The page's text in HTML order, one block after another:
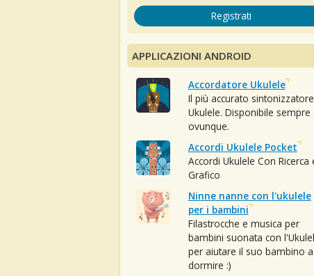
Registrati
APPLICAZIONI ANDROID
Accordatore Ukulele
Il più accurato
Ukulele. Disponibile sempre
ovunque.
Accordi Ukulele Pocket
Accordi Ukulele Con Ricerca
Grafico
Ninne nanne con l'ukulele
per i bambini
Filastrocche e musica per
bambini suonata con
per aiutare il suo bambino a
dormire :)